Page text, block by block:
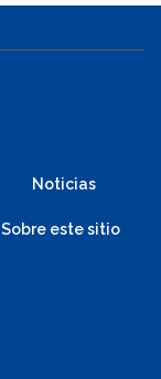
Noticias
Sobre este sitio